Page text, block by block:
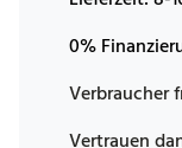
0%
Verbraucher